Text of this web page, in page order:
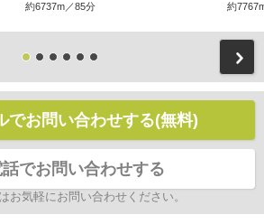
約6737m／85分 約
でお問い合わせする(無料)
話でお問い合わせする
お気軽にお問い合わせください。